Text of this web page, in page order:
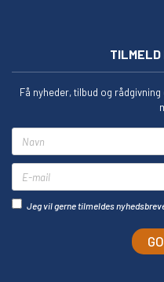
TILMELD
Få nyheder, tilbud og
Jeg vil gerne tilmeldes